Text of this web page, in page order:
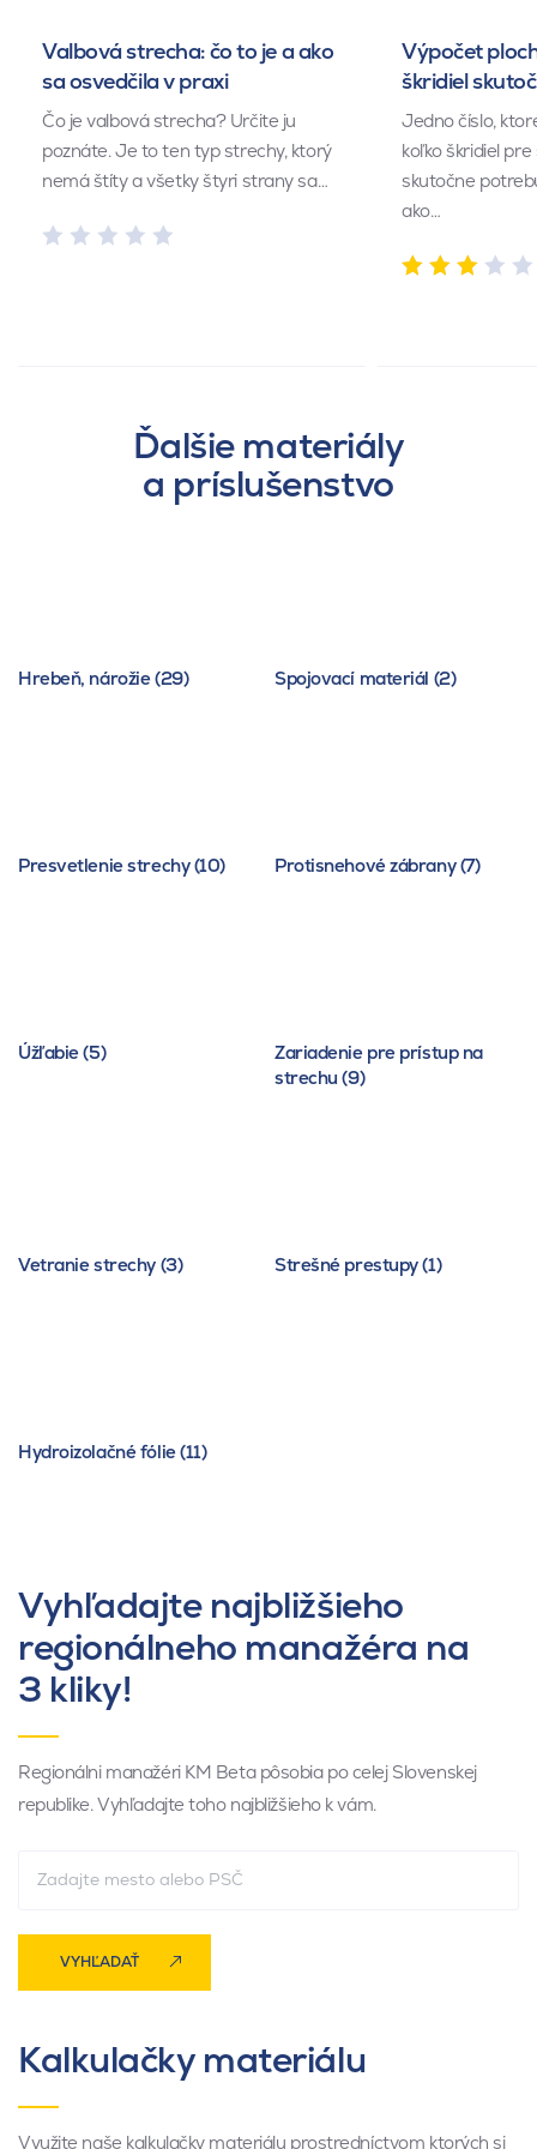
Valbová strecha: čo to je a ako
sa osvedčila v praxi
Čo je valbová strecha? Určite ju
poznáte. Je to ten typ strechy, ktorý
nemá štíty a všetky štyri strany sa…
Výpočet
škridiel
Jedno číslo,
koľko škridiel
skutočne
ako…
Ďalšie materiály
a príslušenstvo
Hrebeň, nárožie (29) Spojovací materiál (2)
Presvetlenie strechy (10) Protisnehové zábrany (7)
Úžľabie (5)
Zariadenie pre prístup na
strechu (9)
Vetranie strechy (3) Strešné prestupy (1)
Hydroizolačné fólie (11)
Vyhľadajte najbližšieho
regionálneho manažéra na
3 kliky!
Regionálni manažéri KM Beta pôsobia po celej Slovenskej
republike. Vyhľadajte toho najbližšieho k vám.
VYHĽADAŤ
Kalkulačky materiálu
Využite naše kalkulačky materiálu prostredníctvom ktorých si